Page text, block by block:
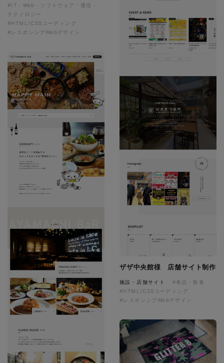
#IT・Web・ソフトウェア・通信・
テクノロジー
#HTML/CSSコーディング
#レスポンシブWebデザイン
ザザ中央館様 店舗サイト制作
施設・店舗サイト
#食品・飲食
#HTML/CSSコーディング
#レスポンシブWebデザイン